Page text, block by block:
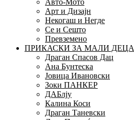
Авто-Мото
Арт и Дизајн
Некогаш и Негде
Се и Сешто
Превземено
ПРИКАСКИ ЗА МАЛИ ДЕЦА
Драган Спасов Дац
Ана Бунтеска
Јовица Ивановски
Зоки ПАНКЕР
ДАБлју
Калина Коси
Драган Таневски